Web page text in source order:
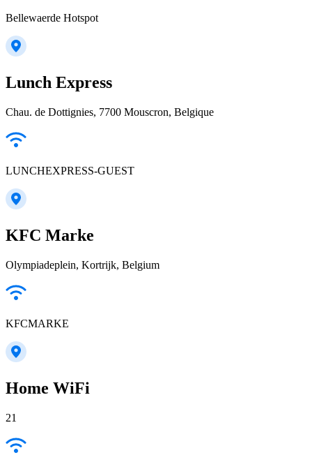
Bellewaerde Hotspot
Lunch Express
Chau. de Dottignies, 7700 Mouscron, Belgique
LUNCHEXPRESS-GUEST
KFC Marke
Olympiadeplein, Kortrijk, Belgium
KFCMARKE
Home WiFi
21